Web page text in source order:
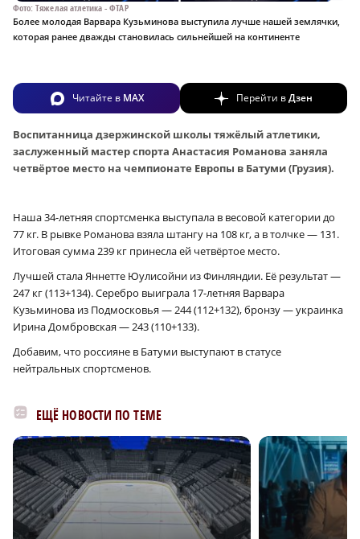
Фото: Тяжелая атлетика - ФТАР
Более молодая Варвара Кузьминова выступила лучше нашей землячки,
которая ранее дважды становилась сильнейшей на континенте
Читайте в MAX Перейти вДзен
Воспитанница дзержинской школы тяжёлый атлетики,
заслуженный мастер спорта Анастасия Романова заняла
четвёртое место на чемпионате Европы в Батуми (Грузия).
Наша 34-летняя спортсменка выступала в весовой категории до
77 кг. В рывке Романова взяла штангу на 108 кг, а в толчке — 131.
Итоговая сумма 239 кг принесла ей четвёртое место.
Лучшей стала Яннетте Юулисойни из Финляндии. Её результат —
247 кг (113+134). Серебро выиграла 17-летняя Варвара
Кузьминова из Подмосковья — 244 (112+132), бронзу — украинка
Ирина Домбровская — 243 (110+133).
Добавим, что россияне в Батуми выступают в статусе
нейтральных спортсменов.
ЕЩЁ НОВОСТИ ПО ТЕМЕ